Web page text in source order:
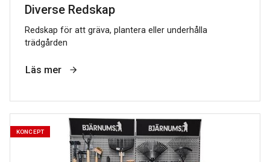
Diverse Redskap
Redskap för att gräva, plantera eller underhålla
trädgården
Läs mer
KONCEPT